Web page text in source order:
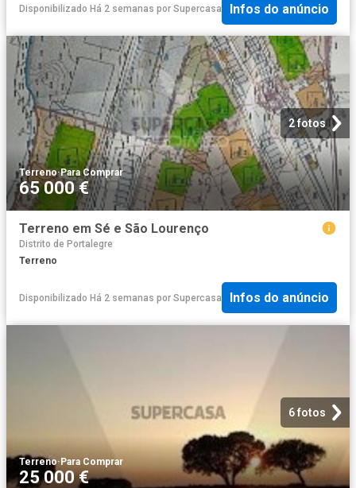
Disponibilizado Há 2 semanas por Supercasa Infos do anúncio
2 fotos
Terreno·Para Comprar
65 000 €
Terreno em Sé e São Lourenço
Distrito de Portalegre
Terreno
Disponibilizado Há 2 semanas por Supercasa Infos do anúncio
6 fotos
Terreno·Para Comprar
25 000 €